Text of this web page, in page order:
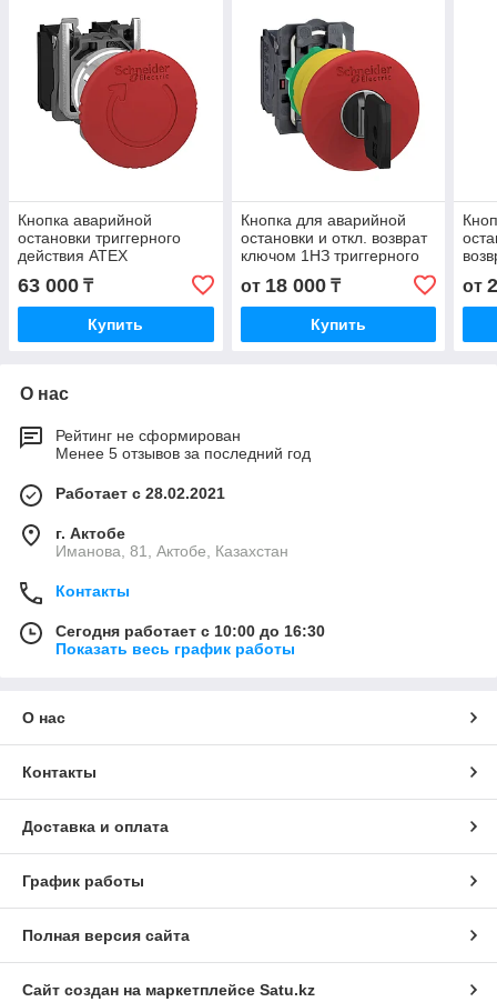
Кнопка аварийной
остановки триггерного
действия ATEX
XB4BS8445EX Schneider
Electric
63 000 ₸
Купить
Кнопка для аварийной
остановки и откл. возврат
ключом 1НЗ триггерного
действия пластик
XB5AS9442
от 18 000₸
Купить
от
О нас
Рейтинг не сформирован
Менее 5 отзывов за последний год
Работает с 28.02.2021
г. Актобе
Иманова, 81, Актобе, Казахстан
Контакты
Сегодня работает с 10:00 до 16:30
Показать весь график работы
О нас
Контакты
Доставка и оплата
График работы
Полная версия сайта
Сайт создан на маркетплейсе Satu.kz